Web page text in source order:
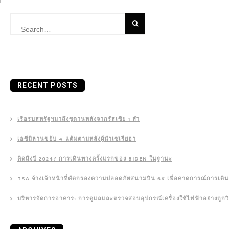
RECENT POSTS
เรือรบสหรัฐฯมาถึงซูดานหลังจากรัสเซีย 1 ลำ
เอซีมิลานขยับ 4 แต้มตามหลังผู้นำเซเรียอา
คิดถึงปี 2024? การเดินทางครั้งแรกของ BIDEN ในฐานะ
TSA จ้างเจ้าหน้าที่คัดกรองความปลอดภัยสนามบิน 6K เพื่อคาดการณ์การเดิ
บริหารจัดการอาคาร: การดูแลและตรวจสอบอุปกรณ์เครื่องใช้ไฟฟ้าอย่างถูก